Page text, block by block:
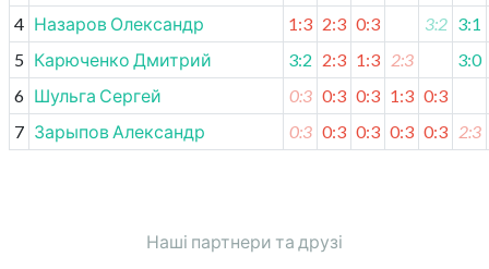
4 Назаров Олександр 1:3 2:3 0:3 3:2 3:1
5 Карюченко Дмитрий 3:2 2:3 1:3 2:3
3:0
6 Шульга Сергей 0:3 0:3 0:3 1:3 0:3
7 Зарыпов Александр 0:3 0:3 0:3 0:3 0:3 2:3
Наші партнери та друзі